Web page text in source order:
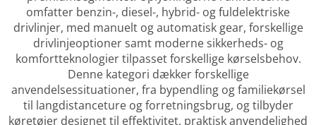
omfatter benzin-, diesel-, hybrid- og fuldelektriske
drivlinjer, med manuelt og automatisk gear, forskellige
drivlinjeoptioner samt moderne sikkerheds- og
komfortteknologier tilpasset forskellige kørselsbehov.
Denne kategori dækker forskellige
anvendelsessituationer, fra bypendling og familiekørsel
til langdistanceture og forretningsbrug, og tilbyder
køretøjer designet til effektivitet, praktisk anvendelighed